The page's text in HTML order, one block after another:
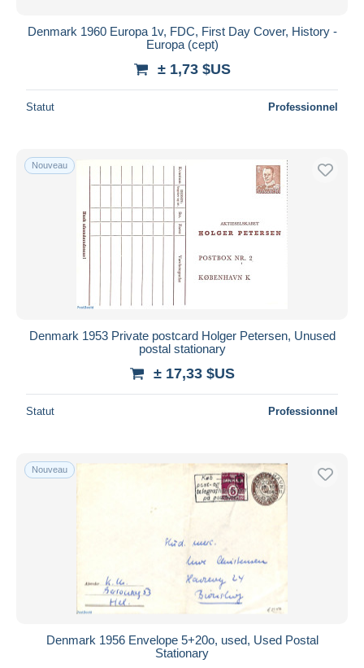
Denmark 1960 Europa 1v, FDC, First Day Cover, History -
Europa (cept)
± 1,73 $US
Statut Professionnel
Nouveau
Denmark 1953 Private postcard Holger Petersen, Unused
postal stationary
± 17,33 $US
Statut Professionnel
Nouveau
Denmark 1956 Envelope 5+20o, used, Used Postal
Stationary